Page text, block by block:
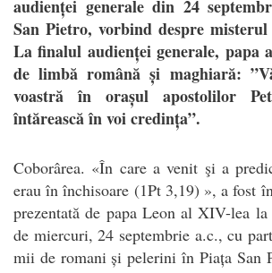
audienței generale din 24
San Pietro, vorbind despre misterul
La finalul audienței generale, papa
de limbă română și maghiară:
voastră în orașul apostolilor
întărească în voi credința”.
Coborârea. «În care a venit şi a
erau în închisoare (1Pt 3,19) », a fost
prezentată de papa Leon al XIV-lea la
de miercuri, 24 septembrie a.c., cu
mii de romani și pelerini în Piața San